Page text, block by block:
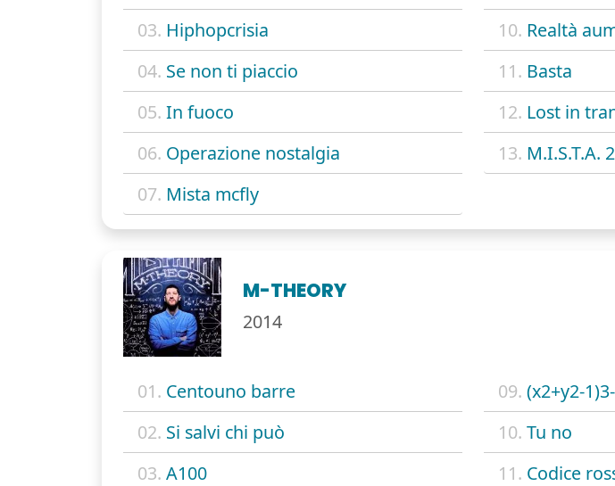
03. Hiphopcrisia
04. Se non ti piaccio
05. In fuoco
06. Operazione nostalgia
07. Mista mcfly
10. Realtà
11. Basta
12. Lost in
13. M.I.S.T.A.
M-THEORY
2014
01. Centouno barre
02. Si salvi chi può
03. A100
09. (x2+y2-
10. Tu no
11. Codice